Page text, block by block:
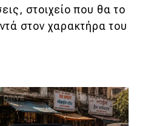
στοιχείο που θα το
στον χαρακτήρα του